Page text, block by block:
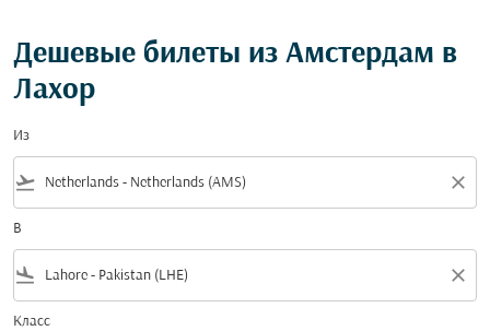
Дешевые билеты из Амстердам в
Лахор
Из
flight_takeoff close
В
flight_land close
Класс